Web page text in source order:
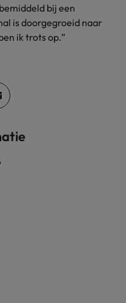
bij een
is doorgegroeid naar
ik trots op.”